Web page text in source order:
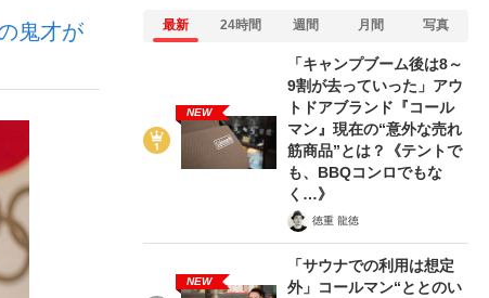
った」侍ジャパン選手が証言した“NPB聞...
将棋
鬼才が
最新 24時間 週間 月間 写真
NEW
「キャンプブーム後は8～
9割が去っていった」アウ
トドアブランド『コール
マン』現在の“意外な売れ
筋商品”とは？《テントで
も、BBQコンロでもな
く…》
徳重 龍徳
NEW
「サウナでの利用は想定
外」コールマン“ととのい